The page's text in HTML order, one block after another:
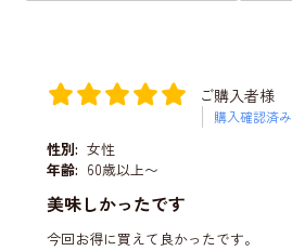
ご購入者様
購入確認済み
性別: 女性
年齢: 60歳以上〜
美味しかったです
今回お得に買えて良かったです。